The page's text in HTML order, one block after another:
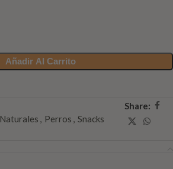
Añadir Al Carrito
Naturales , Perros , Snacks
Share: